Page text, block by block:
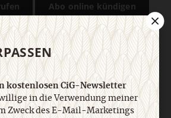
Abo online kündigen
kostenlosen CiG-Newsletter
in die Verwendung meiner
Zweck des E-Mail-Marketings